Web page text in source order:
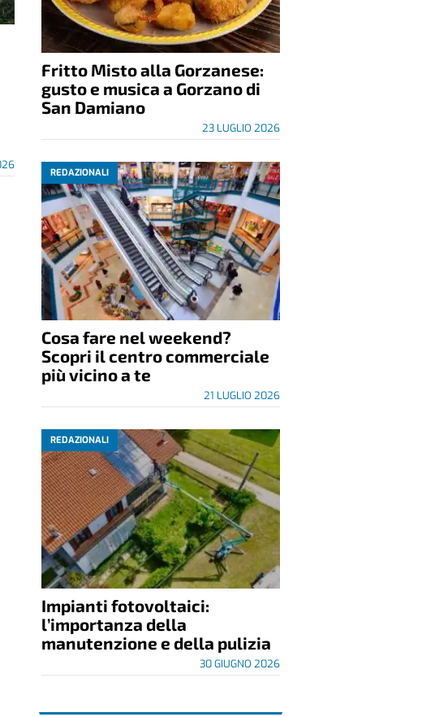
Fritto Misto alla Gorzanese:
gusto e musica a Gorzano di
San Damiano
23 LUGLIO 2026
REDAZIONALI
Cosa fare nel weekend?
Scopri il centro commerciale
più vicino a te
21 LUGLIO 2026
REDAZIONALI
Impianti fotovoltaici:
l’importanza della
manutenzione e della pulizia
30 GIUGNO 2026